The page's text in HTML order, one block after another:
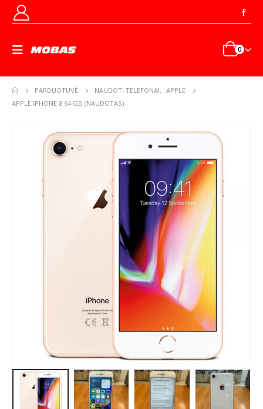
0
PARDUOTUVĖ NAUDOTI TELEFONAI,
APPLE
APPLE IPHONE 8 64 GB (NAUDOTAS)